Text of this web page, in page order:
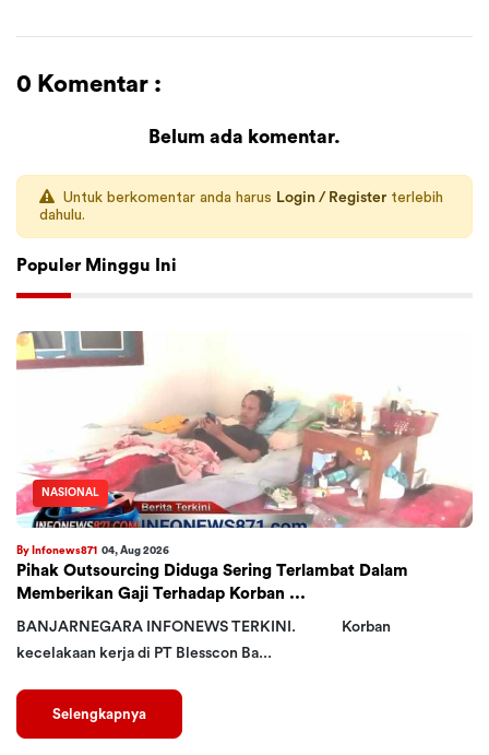
0 Komentar :
Belum ada komentar.
Untuk berkomentar anda harus Login / Register terlebih
dahulu.
Populer Minggu Ini
NASIONAL
By Infonews871 04, Aug 2026
Pihak Outsourcing Diduga Sering Terlambat Dalam
Memberikan Gaji Terhadap Korban ...
BANJARNEGARA INFONEWS TERKINI. Korban
kecelakaan kerja di PT Blesscon Ba...
Selengkapnya